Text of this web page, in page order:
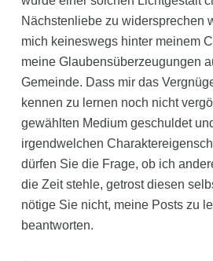
Nächstenliebe zu widersprechen
mich keineswegs hinter meinem
meine Glaubensüberzeugungen
Gemeinde. Dass mir das
kennen zu lernen noch nicht
gewählten Medium geschuldet
irgendwelchen
dürfen Sie die Frage, ob ich
die Zeit stehle, getrost diesen
nötige Sie nicht, meine Posts zu
beantworten.